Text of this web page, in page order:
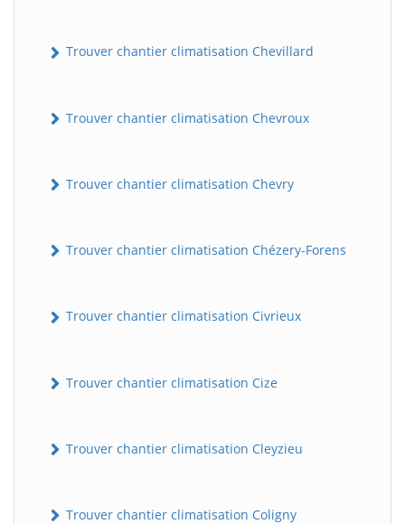
Trouver chantier climatisation Chevillard
Trouver chantier climatisation Chevroux
Trouver chantier climatisation Chevry
Trouver chantier climatisation Chézery-Forens
Trouver chantier climatisation Civrieux
Trouver chantier climatisation Cize
Trouver chantier climatisation Cleyzieu
Trouver chantier climatisation Coligny
BatiWebPro